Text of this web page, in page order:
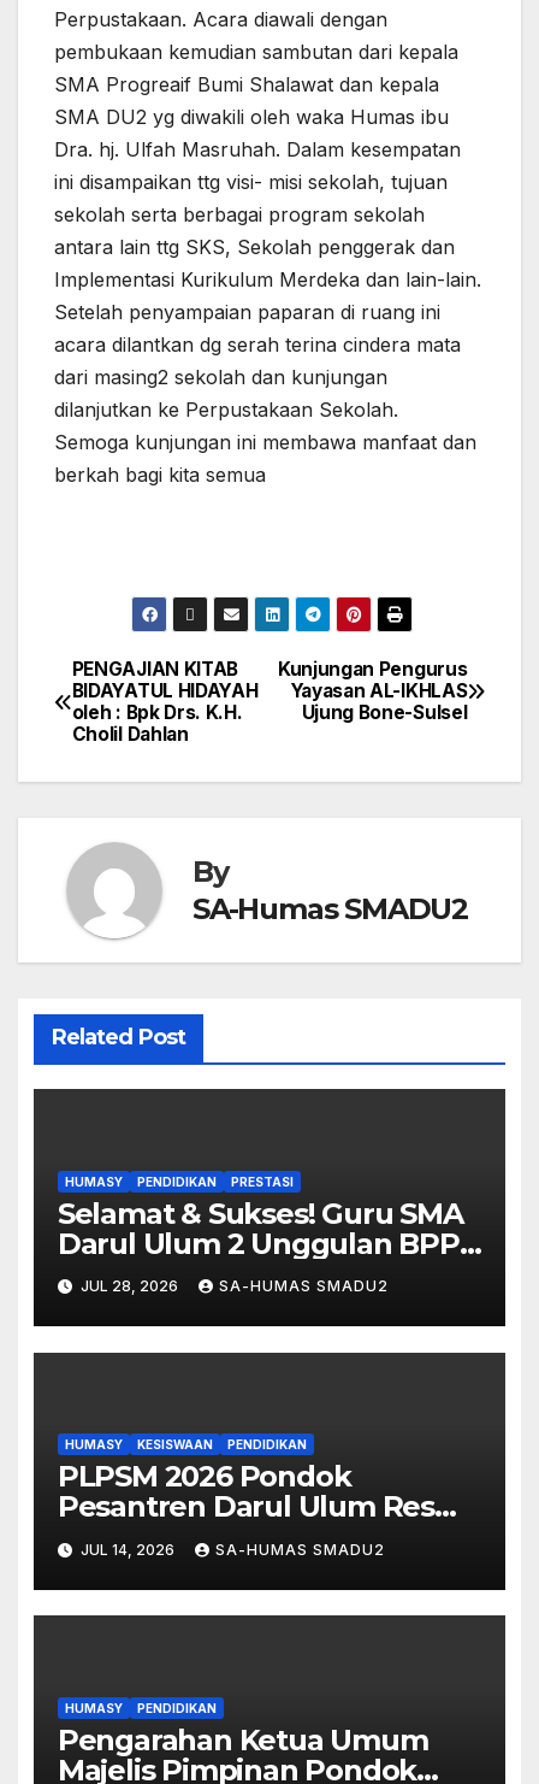
Perpustakaan. Acara diawali dengan
pembukaan kemudian sambutan dari kepala
SMA Progreaif Bumi Shalawat dan kepala
SMA DU2 yg diwakili oleh waka Humas ibu
Dra. hj. Ulfah Masruhah. Dalam kesempatan
ini disampaikan ttg visi- misi sekolah, tujuan
sekolah serta berbagai program sekolah
antara lain ttg SKS, Sekolah penggerak dan
Implementasi Kurikulum Merdeka dan lain-lain.
Setelah penyampaian paparan di ruang ini
acara dilantkan dg serah terina cindera mata
dari masing2 sekolah dan kunjungan
dilanjutkan ke Perpustakaan Sekolah.
Semoga kunjungan ini membawa manfaat dan
berkah bagi kita semua
Navigasi
pos
Kunjungan Pengurus
Yayasan AL-IKHLAS
Ujung Bone-Sulsel
PENGAJIAN KITAB
BIDAYATUL HIDAYAH
oleh : Bpk Drs. K.H.
Cholil Dahlan
By
SA-Humas SMADU2
Related Post
HUMASY PENDIDIKAN PRESTASI
Selamat & Sukses! Guru SMA
Darul Ulum 2 Unggulan BPPT
Terpilih Mengikuti Training
on Science Education di
Guizhou Normal University,
China
JUL 28, 2026 SA-HUMAS SMADU2
HUMASY KESISWAAN PENDIDIKAN
PLPSM 2026 Pondok
Pesantren Darul Ulum Resmi
Dibuka, Hampir 3.000 Santri
Baru Ikuti Masa Pengenalan
JUL 14, 2026 SA-HUMAS SMADU2
HUMASY PENDIDIKAN
Pengarahan Ketua Umum
Majelis Pimpinan Pondok